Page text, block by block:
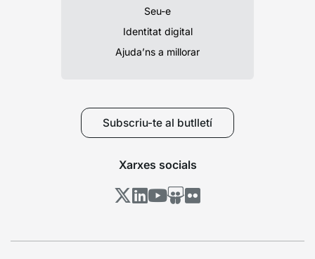
Seu-e
Identitat digital
Ajuda’ns a millorar
Subscriu-te al butlletí
Xarxes socials